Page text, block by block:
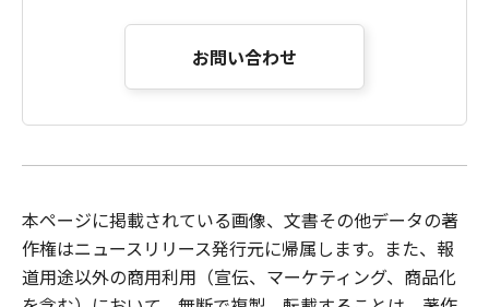
お問い合わせ
本ページに掲載されている画像、文書その他データの著
作権はニュースリリース発行元に帰属します。また、報
道用途以外の商用利用（宣伝、マーケティング、商品化